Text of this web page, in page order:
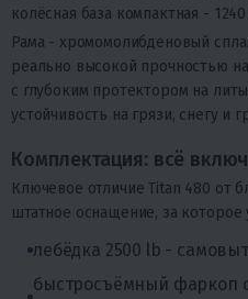
колёсная база компактная -
Рама - хромомолибденовый
реально высокой прочностью
с глубоким протектором на
устойчивость на грязи, снегу и
Комплектация: всё
Ключевое отличие Titan 480 от
штатное оснащение, за которое
лебёдка 2500 lb -
быстросъёмный фаркоп